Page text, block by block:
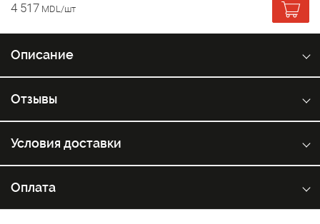
4 517 MDL/шт
Описание
Отзывы
Условия доставки
Оплата